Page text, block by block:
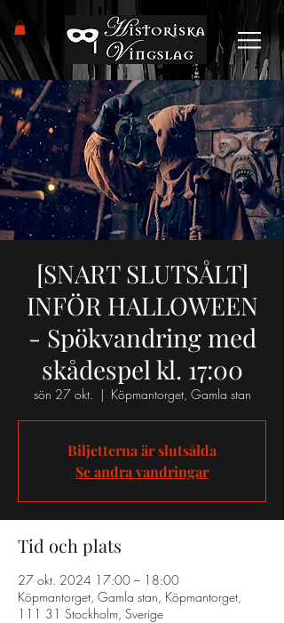
[SNART SLUTSÅLT]
INFÖR HALLOWEEN
- Spökvandring med
skådespel kl. 17:00
sön 27 okt.
  |
Köpmantorget, Gamla stan
Biljetterna är slutsålda
Se andra vandringar
Tid och plats
27 okt. 2024 17:00 – 18:00
Köpmantorget, Gamla stan, Köpmantorget,
111 31 Stockholm, Sverige